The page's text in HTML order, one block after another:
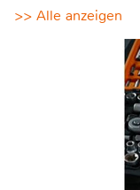
>> Alle anzeigen